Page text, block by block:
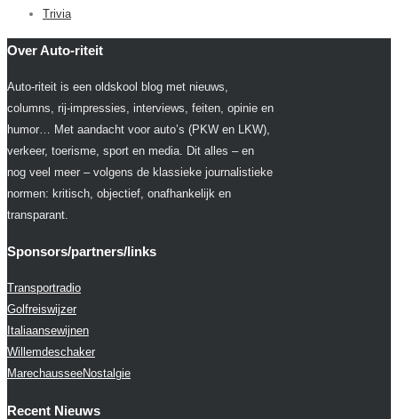
Trivia
Over Auto-riteit
Auto-riteit is een oldskool blog met nieuws,
columns, rij-impressies, interviews, feiten, opinie en
humor… Met aandacht voor auto’s (PKW en LKW),
verkeer, toerisme, sport en media. Dit alles – en
nog veel meer – volgens de klassieke journalistieke
normen: kritisch, objectief, onafhankelijk en
transparant.
Sponsors/partners/links
Transportradio
Golfreiswijzer
Italiaansewijnen
Willemdeschaker
MarechausseeNostalgie
Recent Nieuws